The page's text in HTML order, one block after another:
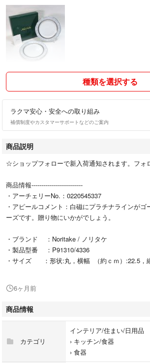
種類を選択する
ラクマ安心・安全への取り組み
補償制度やカスタマーサポートなどのご案内
商品説明
☆ショップフォローで新入荷通知されます。フ
商品情報--------------------------
・アーチェリーNo.：0220545337
・アピールコメント：白磁にプラチナラインがゴ
ーズです。贈り物にいかがでしょう。
・ブランド ：Noritake / ノリタケ
・製品型番 ：P91310/4336
・サイズ ：形状:丸，横幅 （約ｃｍ）:22.5，
・素材 ：陶器
・付属品 ：共箱 しおり
・詳細 ：未使用品ですが店舗販売をいたして
保管時に汚れがつく可能性もあります。ご了承下
6ヶ月前
商品情報
カテゴリ
インテリア/住まい/日用品
› キッチン/食器
› 食器